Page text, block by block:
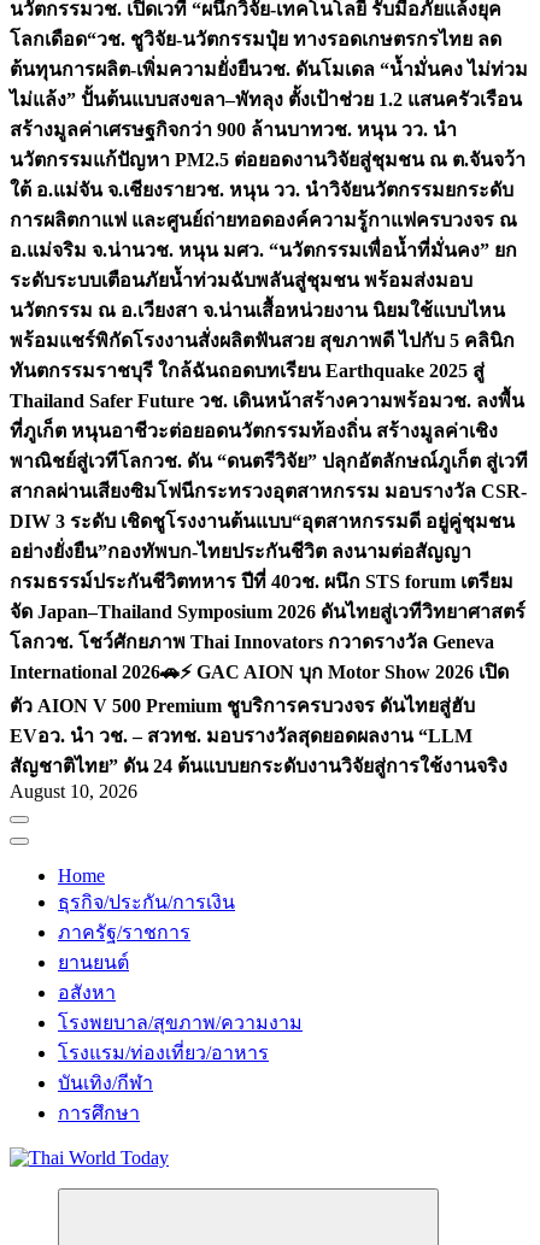
นวัตกรรมวช. เปิดเวที “ผนึกวิจัย-เทคโนโลยี รับมือภัยแล้งยุค
โลกเดือด“วช. ชูวิจัย-นวัตกรรมปุ๋ย ทางรอดเกษตรกรไทย ลด
ต้นทุนการผลิต-เพิ่มความยั่งยืนวช. ดันโมเดล “น้ำมั่นคง ไม่ท่วม
ไม่แล้ง” ปั้นต้นแบบสงขลา–พัทลุง ตั้งเป้าช่วย 1.2 แสนครัวเรือน
สร้างมูลค่าเศรษฐกิจกว่า 900 ล้านบาทวช. หนุน วว. นำ
นวัตกรรมแก้ปัญหา PM2.5 ต่อยอดงานวิจัยสู่ชุมชน ณ ต.จันจว้า
ใต้ อ.แม่จัน จ.เชียงรายวช. หนุน วว. นำวิจัยนวัตกรรมยกระดับ
การผลิตกาแฟ และศูนย์ถ่ายทอดองค์ความรู้กาแฟครบวงจร ณ
อ.แม่จริม จ.น่านวช. หนุน มศว. “นวัตกรรมเพื่อน้ำที่มั่นคง” ยก
ระดับระบบเตือนภัยน้ำท่วมฉับพลันสู่ชุมชน พร้อมส่งมอบ
นวัตกรรม ณ อ.เวียงสา จ.น่านเสื้อหน่วยงาน นิยมใช้แบบไหน
พร้อมแชร์พิกัดโรงงานสั่งผลิตฟันสวย สุขภาพดี ไปกับ 5 คลินิก
ทันตกรรมราชบุรี ใกล้ฉันถอดบทเรียน Earthquake 2025 สู่
Thailand Safer Future วช. เดินหน้าสร้างความพร้อมวช. ลงพื้น
ที่ภูเก็ต หนุนอาชีวะต่อยอดนวัตกรรมท้องถิ่น สร้างมูลค่าเชิง
พาณิชย์สู่เวทีโลกวช. ดัน “ดนตรีวิจัย” ปลุกอัตลักษณ์ภูเก็ต สู่เวที
สากลผ่านเสียงซิมโฟนีกระทรวงอุตสาหกรรม มอบรางวัล CSR-
DIW 3 ระดับ เชิดชูโรงงานต้นแบบ“อุตสาหกรรมดี อยู่คู่ชุมชน
อย่างยั่งยืน”กองทัพบก-ไทยประกันชีวิต ลงนามต่อสัญญา
กรมธรรม์ประกันชีวิตทหาร ปีที่ 40วช. ผนึก STS forum เตรียม
จัด Japan–Thailand Symposium 2026 ดันไทยสู่เวทีวิทยาศาสตร์
โลกวช. โชว์ศักยภาพ Thai Innovators กวาดรางวัล Geneva
International 2026🚗⚡️ GAC AION บุก Motor Show 2026 เปิด
ตัว AION V 500 Premium ชูบริการครบวงจร ดันไทยสู่ฮับ
EVอว. นำ วช. – สวทช. มอบรางวัลสุดยอดผลงาน “LLM
สัญชาติไทย” ดัน 24 ต้นแบบยกระดับงานวิจัยสู่การใช้งานจริง
August 10, 2026
Home
ธุรกิจ/ประกัน/การเงิน
ภาครัฐ/ราชการ
ยานยนต์
อสังหา
โรงพยบาล/สุขภาพ/ความงาม
โรงแรม/ท่องเที่ยว/อาหาร
บันเทิง/กีฬา
การศึกษา